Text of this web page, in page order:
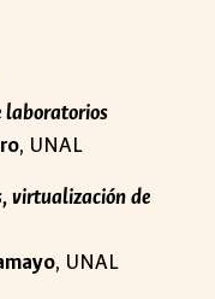
laboratorios
, UNAL
virtualización de
, UNAL